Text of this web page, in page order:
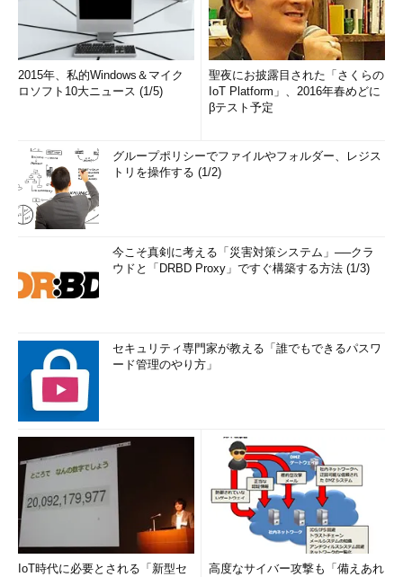
2015年、私的Windows＆マイク
ロソフト10大ニュース (1/5)
聖夜にお披露目された「さくらの
IoT Platform」、2016年春めどに
βテスト予定
グループポリシーでファイルやフォルダー、レジス
トリを操作する (1/2)
今こそ真剣に考える「災害対策システム」──クラ
ウドと「DRBD Proxy」ですぐ構築する方法 (1/3)
セキュリティ専門家が教える「誰でもできるパスワ
ード管理のやり方」
IoT時代に必要とされる「新型セ
高度なサイバー攻撃も「備えあれ